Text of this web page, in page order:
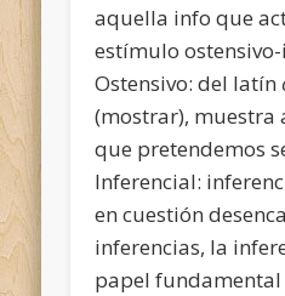
aquella info que
estímulo
Ostensivo: del latín
(mostrar),
que pretendemos
Inferencial:
en cuestión
inferencias, la
papel fundamental